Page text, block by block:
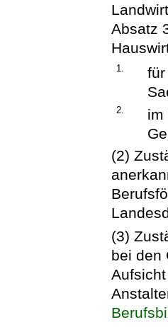
Absatz
1.
2.
im
(2)
(3)
bei den